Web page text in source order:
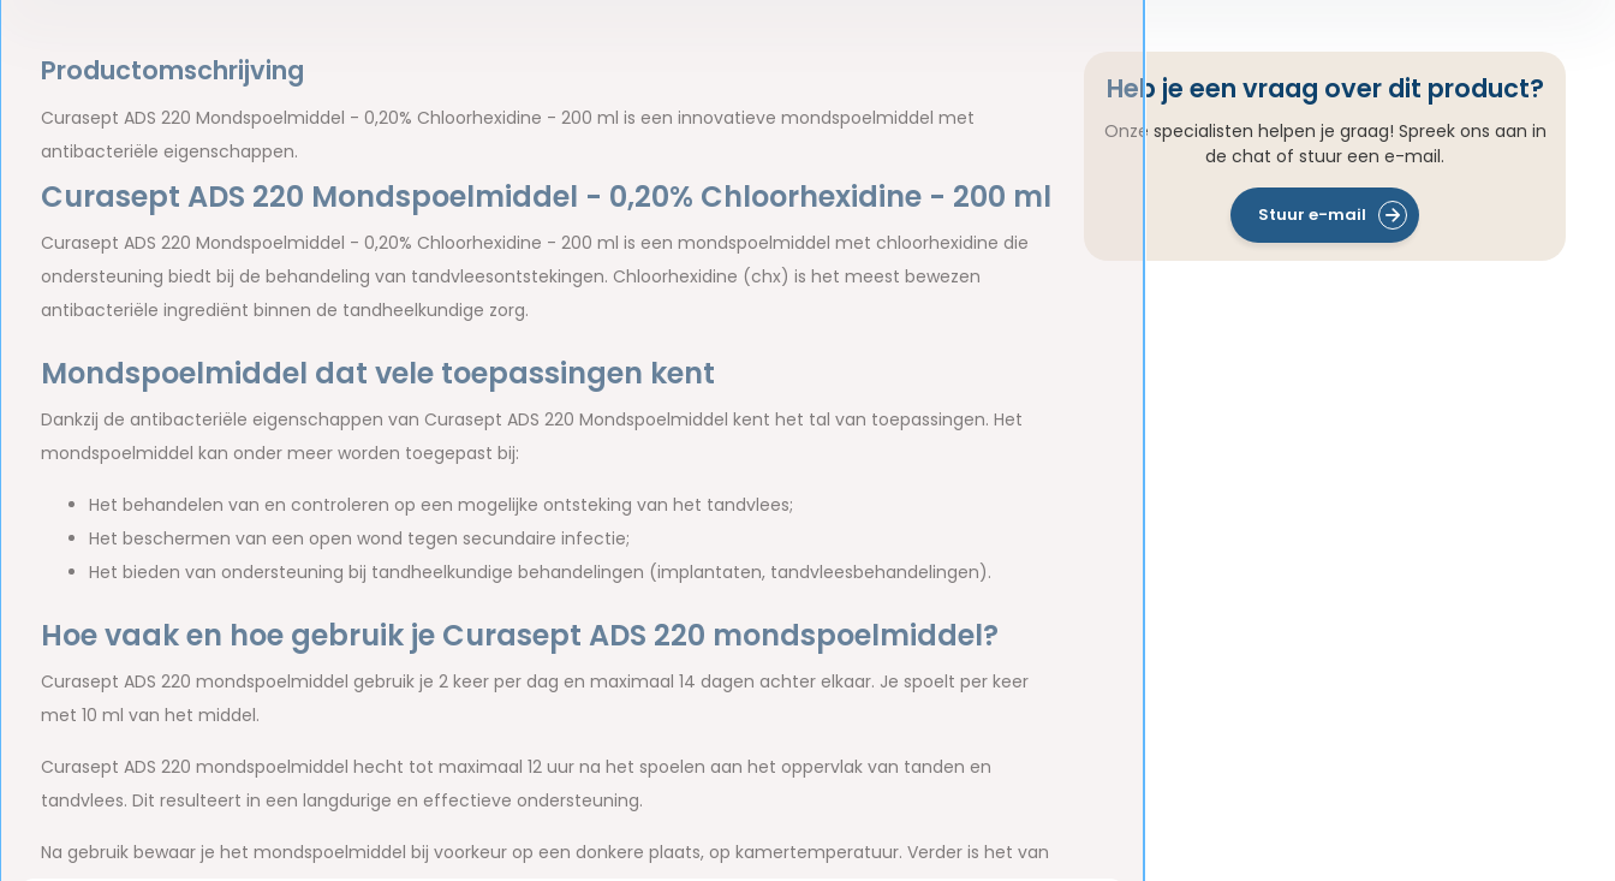
Productomschrijving
Curasept ADS 220 Mondspoelmiddel - 0,20% Chloorhexidine - 200 ml is een innovatieve mondspoelmiddel met
antibacteriële eigenschappen.
Curasept ADS 220 Mondspoelmiddel - 0,20% Chloorhexidine - 200 ml
Curasept ADS 220 Mondspoelmiddel - 0,20% Chloorhexidine - 200 ml is een mondspoelmiddel met chloorhexidine die
ondersteuning biedt bij de behandeling van tandvleesontstekingen. Chloorhexidine (chx) is het meest bewezen
antibacteriële ingrediënt binnen de tandheelkundige zorg.
Mondspoelmiddel dat vele toepassingen kent
Dankzij de antibacteriële eigenschappen van Curasept ADS 220 Mondspoelmiddel kent het tal van toepassingen. Het
mondspoelmiddel kan onder meer worden toegepast bij:
Het behandelen van en controleren op een mogelijke ontsteking van het tandvlees;
Het beschermen van een open wond tegen secundaire infectie;
Het bieden van ondersteuning bij tandheelkundige behandelingen (implantaten, tandvleesbehandelingen).
Hoe vaak en hoe gebruik je Curasept ADS 220 mondspoelmiddel?
Curasept ADS 220 mondspoelmiddel gebruik je 2 keer per dag en maximaal 14 dagen achter elkaar. Je spoelt per keer
met 10 ml van het middel.
Curasept ADS 220 mondspoelmiddel hecht tot maximaal 12 uur na het spoelen aan het oppervlak van tanden en
tandvlees. Dit resulteert in een langdurige en effectieve ondersteuning.
Na gebruik bewaar je het mondspoelmiddel bij voorkeur op een donkere plaats, op kamertemperatuur. Verder is het van
Heb je een vraag over dit product?
Onze specialisten helpen je graag! Spreek ons aan in
de chat of stuur een e-mail.
Stuur e-mail